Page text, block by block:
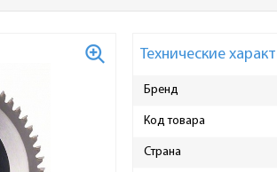
Технические
Бренд
Код товара
Страна